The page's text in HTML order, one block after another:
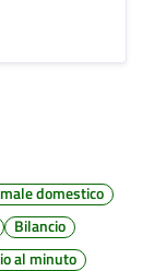
domestico
Bilancio
al minuto